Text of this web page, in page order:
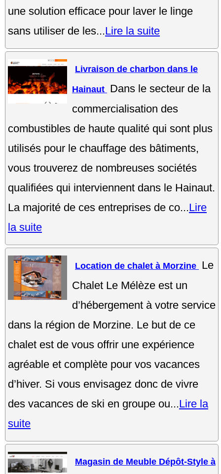
une solution efficace pour laver le linge
sans utiliser de les...Lire la suite
Livraison de charbon dans le
Hainaut Dans le secteur de la
commercialisation des
combustibles de haute qualité qui sont plus
utilisés pour le chauffage des bâtiments,
vous trouverez de nombreuses sociétés
qualifiées qui interviennent dans le Hainaut.
La majorité de ces entreprises de co...Lire
la suite
Location de chalet à Morzine Le
Chalet Le Mélèze est un
d’hébergement à votre service
dans la région de Morzine. Le but de ce
chalet est de vous offrir une expérience
agréable et complète pour vos vacances
d’hiver. Si vous envisagez donc de vivre
des vacances de ski en groupe ou...Lire la
suite
Magasin de Meuble Dépôt-Style à